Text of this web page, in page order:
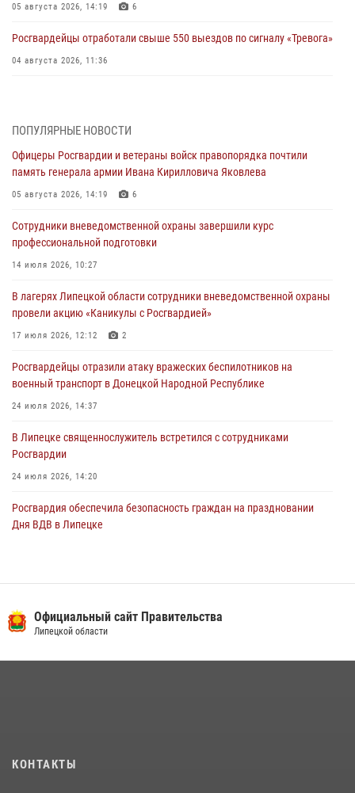
05 августа 2026, 14:19 6
Росгвардейцы отработали свыше 550 выездов по сигналу «Тревога»
04 августа 2026, 11:36
04 августа 2026, 09:05
Росгвардия обеспечила безопасность граждан на праздновании
Дня ВДВ в Липецке
03 августа 2026, 13:43
Росгвардейцы обеспечили безопасность граждан в День Лев-
Толстовского района
03 августа 2026, 13:41
Росгвардия противодействует БПЛА ВСУ на южном направлении
(видео)
03 августа 2026, 13:39
ПОПУЛЯРНЫЕ НОВОСТИ
Офицеры Росгвардии и ветераны войск правопорядка почтили
память генерала армии Ивана Кирилловича Яковлева
05 августа 2026, 14:19 6
Сотрудники вневедомственной охраны завершили курс
профессиональной подготовки
14 июля 2026, 10:27
В лагерях Липецкой области сотрудники вневедомственной охраны
провели акцию «Каникулы с Росгвардией»
17 июля 2026, 12:12 2
Росгвардейцы отразили атаку вражеских беспилотников на
военный транспорт в Донецкой Народной Республике
24 июля 2026, 14:37
В Липецке священнослужитель встретился с сотрудниками
Росгвардии
24 июля 2026, 14:20
Росгвардия обеспечила безопасность граждан на праздновании
Дня ВДВ в Липецке
28 июля 2026, 14:38 4
20 июля 2026, 12:22
Официальный сайт Правительства
Липецкой области
КОНТАКТЫ